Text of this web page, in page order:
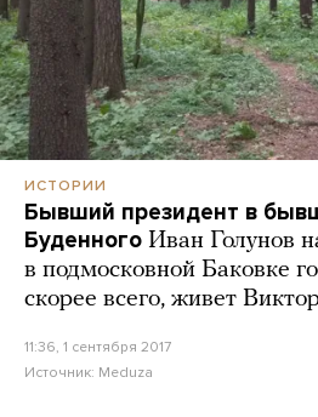
ИСТОРИИ
Бывший президент в
Буденного Иван Голунов
в подмосковной Баковке
скорее всего, живет
11:36, 1 сентября 2017
Источник: Meduza